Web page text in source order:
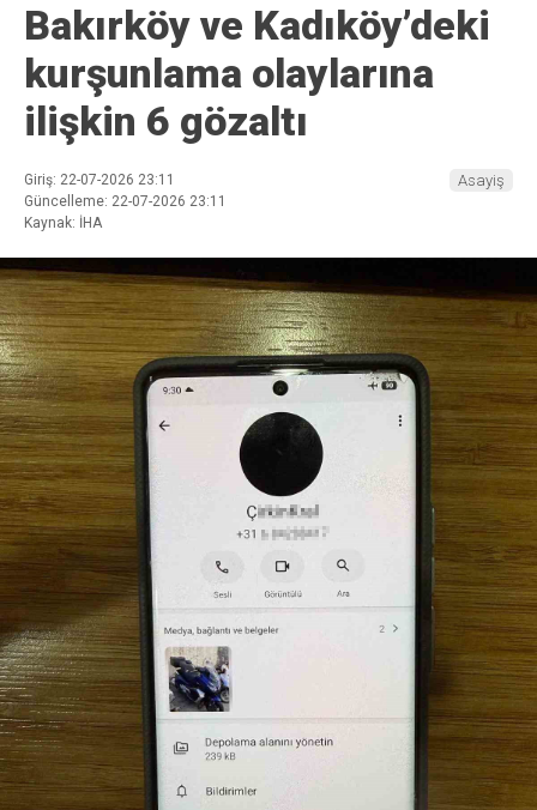
Bakırköy ve Kadıköy’deki
kurşunlama olaylarına
ilişkin 6 gözaltı
Giriş: 22-07-2026 23:11
Güncelleme: 22-07-2026 23:11
Kaynak: İHA
Asayiş